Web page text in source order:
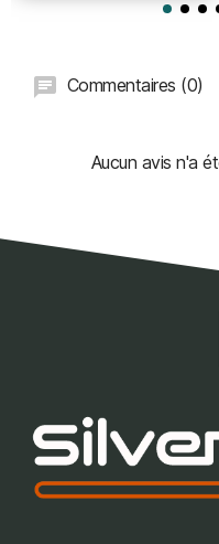
Commentaires (0)
Aucun avis n'a